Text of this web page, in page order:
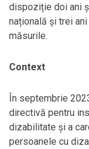
dispoziție doi ani
națională și trei
măsurile.
Context
În septembrie
directivă pentru
dizabilitate și a
persoanele cu